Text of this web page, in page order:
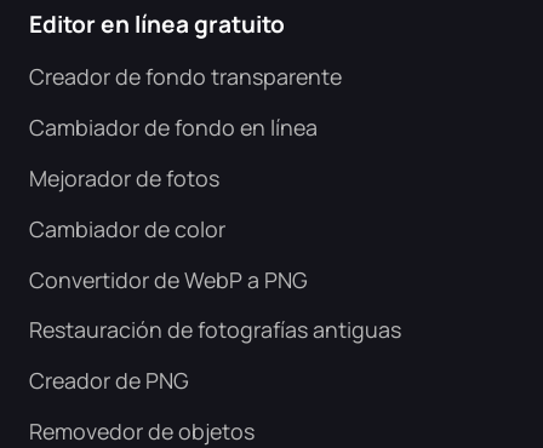
PALABRA a JPG
Editor en línea gratuito
Creador de fondo transparente
Cambiador de fondo en línea
Mejorador de fotos
Cambiador de color
Convertidor de WebP a PNG
Restauración de fotografías antiguas
Creador de PNG
Removedor de objetos